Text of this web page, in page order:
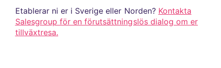
Etablerar ni er i Sverige eller Norden? Kontakta
Salesgroup för en förutsättningslös dialog om er
tillväxtresa.